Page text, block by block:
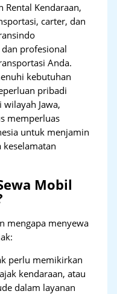
Rental Kendaraan,
carter, dan
profesional
Anda.
kebutuhan
pribadi
Jawa,
memperluas
untuk menjamin
keselamatan
Mobil
mengapa menyewa
perlu memikirkan
kendaraan, atau
dalam layanan